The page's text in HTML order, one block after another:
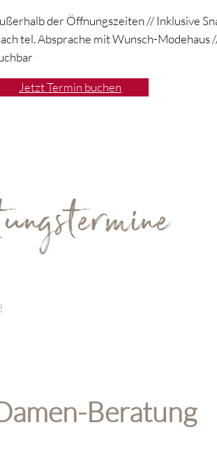
der Öffnungszeiten // Inklusive
tel. Absprache mit Wunsch-Modehaus
Jetzt Termin buchen
Beratung